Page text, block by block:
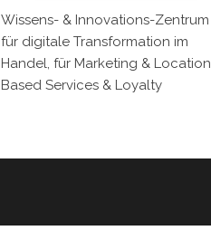
Wissens- & Innovations-Zentrum
für digitale Transformation im
Handel, für Marketing & Location
Based Services & Loyalty